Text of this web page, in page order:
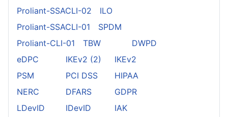
Proliant-SSACLI-02
ILO
Proliant-SSACLI-01
SPDM
Proliant-CLI-01
TBW
DWPD
eDPC
IKEv2 (2)
IKEv2
PSM
PCI DSS
HIPAA
NERC
DFARS
GDPR
LDevID
IDevID
IAK